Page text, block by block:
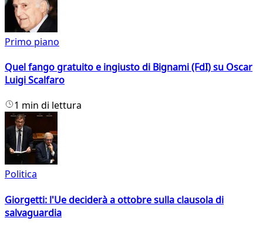
Primo piano
Quel fango gratuito e ingiusto di Bignami (FdI) su Oscar
Luigi Scalfaro
1 min di lettura
Politica
Giorgetti: l'Ue deciderà a ottobre sulla clausola di
salvaguardia